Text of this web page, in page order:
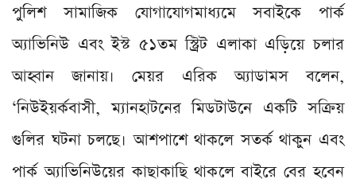
পুলিশ সামাজিক যোগাযোগমাধ্যমে সবাইকে পার্ক
অ্যাভিনিউ এবং ইস্ট ৫১তম স্ট্রিট এলাকা এড়িয়ে চলার
আহ্বান জানায়। মেয়র এরিক অ্যাডামস বলেন,
‘নিউইয়র্কবাসী, ম্যানহাটনের মিডটাউনে একটি সক্রিয়
গুলির ঘটনা চলছে। আশপাশে থাকলে সতর্ক থাকুন এবং
পার্ক অ্যাভিনিউয়ের কাছাকাছি থাকলে বাইরে বের হবেন